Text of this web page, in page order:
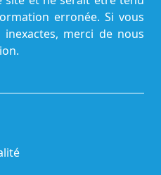
erronée. Si vous
merci de nous